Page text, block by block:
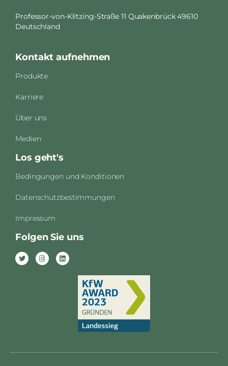
Professor-von-Klitzing-Straße 11 Quakenbrück 49610
Deutschland
Kontakt aufnehmen
Produkte
Karriere
Über uns
Medien
Los geht's
Bedingungen und Konditionen
Datenschutzbestimmungen
Impressum
Folgen Sie uns